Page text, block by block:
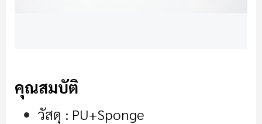
คุณสมบัติ
วัสดุ : PU+Sponge